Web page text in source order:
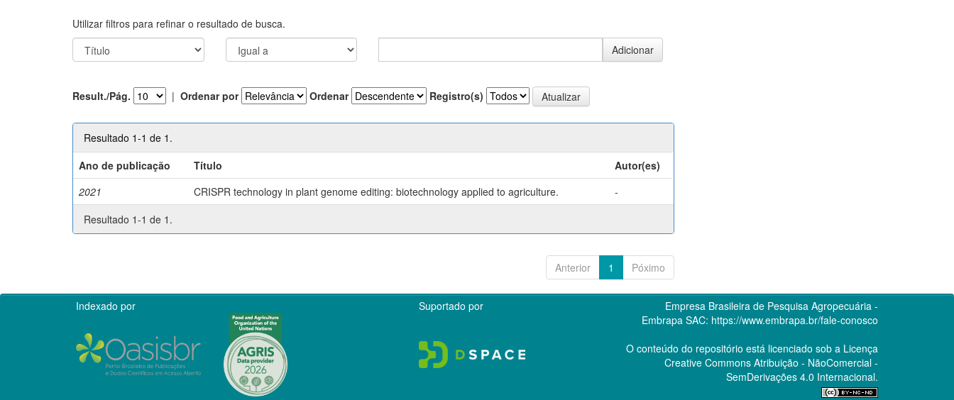
Utilizar filtros para refinar o resultado de busca.
Result./Pág. | Ordenar por Ordenar Registro(s)
Resultado 1-1 de 1.
Ano de publicação
Título
Autor(es)
2021
CRISPR technology in plant genome editing: biotechnology applied to agriculture.
-
Resultado 1-1 de 1.
Anterior 1 Póximo
Indexado por Suportado por
Empresa Brasileira de Pesquisa Agropecuária -
Embrapa SAC: https://www.embrapa.br/fale-conosco
O conteúdo do repositório está licenciado sob a Licença
Creative CommonsAtribuição - NãoComercial -
SemDerivações 4.0 Internacional.